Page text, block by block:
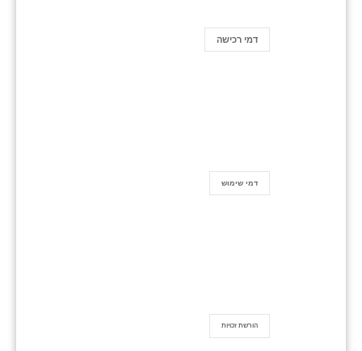
דמי רכישה
דמי שימוש
הורשת זכויות